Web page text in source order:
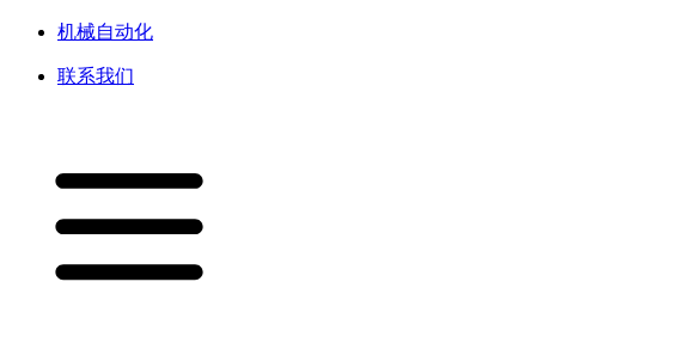
机械自动化
联系我们